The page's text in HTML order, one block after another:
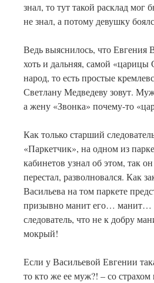
знал, то тут такой расклад мог
не знал, а потому девушку
Ведь выяснилось, что Евгения
хоть и дальняя, самой «царицы
народ, то есть простые
Светлану Медведеву зовут.
а жену «Звонка» почему-то
Как только старший
«Паркетчик», на одном из
кабинетов узнал об этом, так
перестал, разволновался. Как
Васильева на том паркете
призывно манит его… манит…
следователь, что не к добру
мокрый!
Если у Васильевой Евгении
то кто же ее муж?! – со